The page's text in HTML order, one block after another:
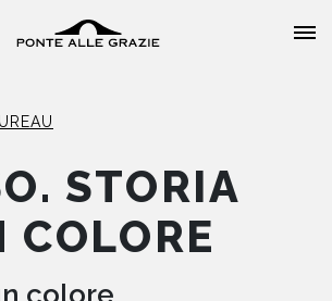
HOME
CHI SIAMO
STORIA
COLORE
colore